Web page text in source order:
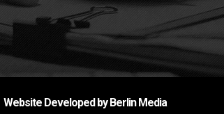
Website Developed by Berlin Media